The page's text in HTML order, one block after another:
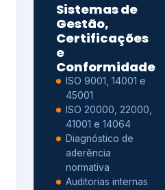
Sistemas de
Gestão,
Certificações
e
Conformidade
ISO 9001, 14001 e
45001
ISO 20000, 22000,
41001 e 14064
Diagnóstico de
aderência
normativa
Auditorias internas